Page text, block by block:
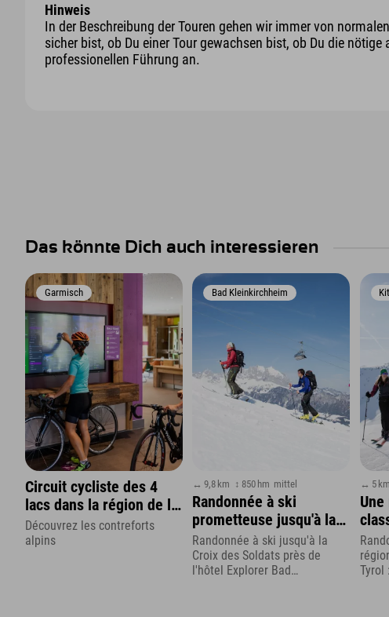
Hinweis
In der Beschreibung der Touren gehen wir immer von
sicher bist, ob Du einer Tour gewachsen bist, ob Du die
professionellen Führung an.
Das könnte Dich auch interessieren
Garmisch
Circuit cycliste des 4
lacs dans la région de la
Zugspitze
Découvrez les contreforts
alpins
Bad Kleinkirchheim
↔ 9,8 km ↕ 850 hm mittel
Randonnée à ski
prometteuse jusqu'à la
Croix du Soldat
Randonnée à ski jusqu'à la
Croix des Soldats près de
l'hôtel Explorer Bad
↔ 5 km
Tyrol